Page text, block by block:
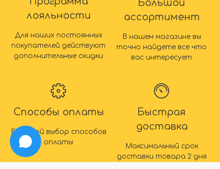
лояльности
Для наших постоянных
покупателей действуют
дополнительные скидки
Большой
ассортимент
В нашем магазине вы
точно найдете все что
вас интересует
Способы оплаты
Большой выбор способов
оплаты
Быстрая
доставка
Максимальный срок
доставки товара 2 дня